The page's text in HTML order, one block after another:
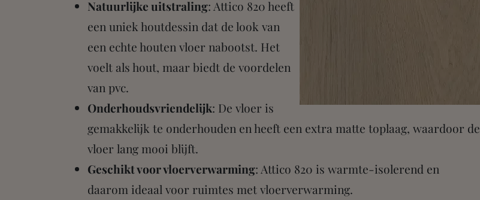
Natuurlijke uitstraling: Attico 820 heeft
een uniek houtdessin dat de look van
een echte houten vloer nabootst. Het
voelt als hout, maar biedt de voordelen
van pvc.
Onderhoudsvriendelijk: De vloer is
gemakkelijk te onderhouden en heeft een extra matte toplaag, waardoor de
vloer lang mooi blijft.
Geschikt voor vloerverwarming: Attico 820 is warmte-isolerend en
daarom ideaal voor ruimtes met vloerverwarming.